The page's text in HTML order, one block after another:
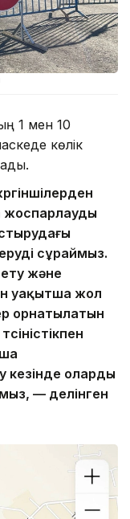
1 мен 10
көлік
сұраймыз.
ету және
уақытша жол
орнатылатын
кезінде оларды
— делінген